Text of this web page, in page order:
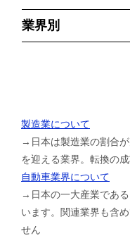
業界別
製造業について
→日本は製造業の割合
を迎える業界。転換の
自動車業界について
→日本の一大産業であ
います。関連業界も含
せん